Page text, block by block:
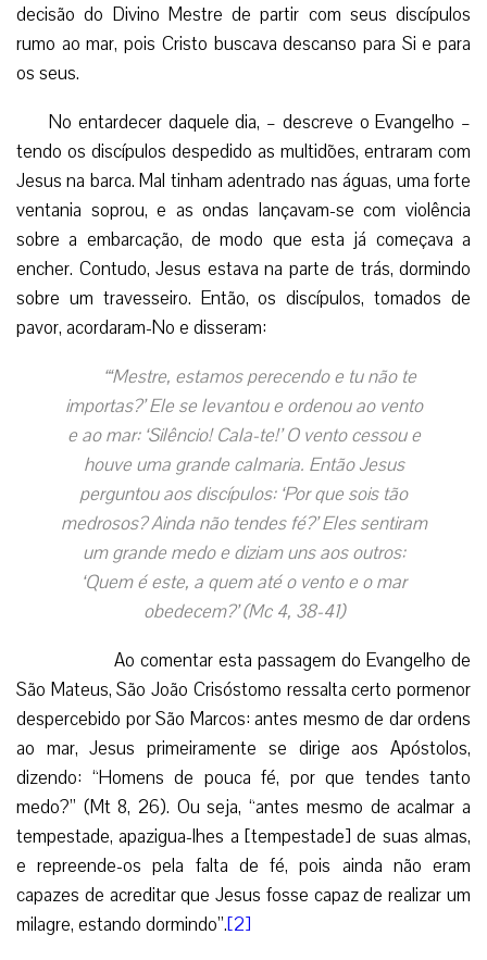
decisão do Divino Mestre de partir com seus discípulos
rumo ao mar, pois Cristo buscava descanso para Si e para
os seus.
No entardecer daquele dia, – descreve o Evangelho –
tendo os discípulos despedido as multidões, entraram com
Jesus na barca. Mal tinham adentrado nas águas, uma forte
ventania soprou, e as ondas lançavam-se com violência
sobre a embarcação, de modo que esta já começava a
encher. Contudo, Jesus estava na parte de trás, dormindo
sobre um travesseiro. Então, os discípulos, tomados de
pavor, acordaram-No e disseram:
“‘Mestre, estamos perecendo e tu não te
importas?’ Ele se levantou e ordenou ao vento
e ao mar: ‘Silêncio! Cala-te!’ O vento cessou e
houve uma grande calmaria. Então Jesus
perguntou aos discípulos: ‘Por que sois tão
medrosos? Ainda não tendes fé?’ Eles sentiram
um grande medo e diziam uns aos outros:
‘Quem é este, a quem até o vento e o mar
obedecem?’ (Mc 4, 38-41)
Ao comentar esta passagem do Evangelho de
São Mateus, São João Crisóstomo ressalta certo pormenor
despercebido por São Marcos: antes mesmo de dar ordens
ao mar, Jesus primeiramente se dirige aos Apóstolos,
dizendo: “Homens de pouca fé, por que tendes tanto
medo?” (Mt 8, 26). Ou seja, “antes mesmo de acalmar a
tempestade, apazigua-lhes a [tempestade] de suas almas,
e repreende-os pela falta de fé, pois ainda não eram
capazes de acreditar que Jesus fosse capaz de realizar um
milagre, estando dormindo”.[2]